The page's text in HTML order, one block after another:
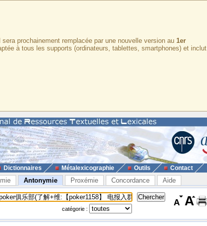
prochainement remplacée par une nouvelle version au 1er
à tous les supports (ordinateurs, tablettes, smartphones) et inclut
Dictionnaires Métalexicographie Outils Contact
Antonymie Proxémie Concordance Aide
catégorie :